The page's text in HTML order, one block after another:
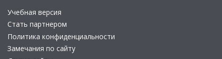
Учебная версия
Стать партнером
Политика конфиденциальности
Замечания по сайту